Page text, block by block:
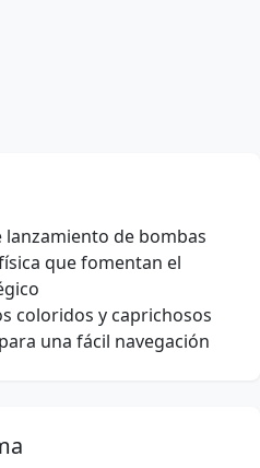
lanzamiento de bombas
que fomentan el
coloridos y caprichosos
una fácil navegación